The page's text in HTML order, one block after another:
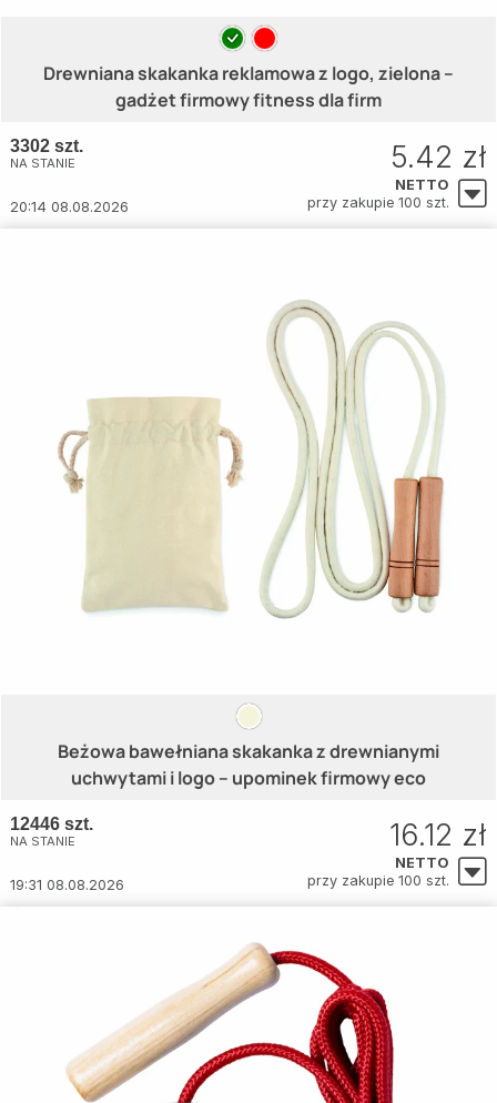
Drewniana skakanka reklamowa z logo, zielona –
gadżet firmowy fitness dla firm
3302 szt.
NA STANIE
20:14 08.08.2026
5.42 zł
NETTO
przy zakupie 100 szt.
Beżowa bawełniana skakanka z drewnianymi
uchwytami i logo – upominek firmowy eco
12446 szt.
NA STANIE
19:31 08.08.2026
16.12 zł
NETTO
przy zakupie 100 szt.